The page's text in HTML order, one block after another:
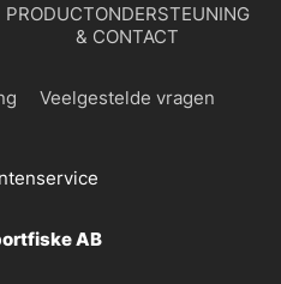
PRODUCTONDERSTEUNING
& CONTACT
Veelgestelde vragen
AB